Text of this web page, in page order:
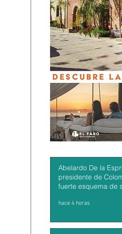
Abelardo De la
presidente de
fuerte esquema de
hace 4 horas